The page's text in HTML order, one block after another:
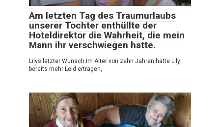
Am letzten Tag des Traumurlaubs
unserer Tochter enthüllte der
Hoteldirektor die Wahrheit, die mein
Mann ihr verschwiegen hatte.
Lilys letzter Wunsch Im Alter von zehn Jahren hatte Lily
bereits mehr Leid ertragen,